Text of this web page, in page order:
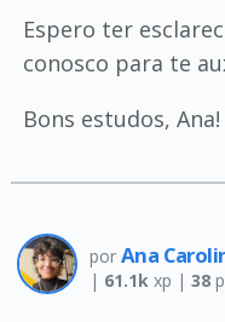
Espero ter
conosco para te
Bons estudos, Ana!
por Ana
| 61.1kxp | 38